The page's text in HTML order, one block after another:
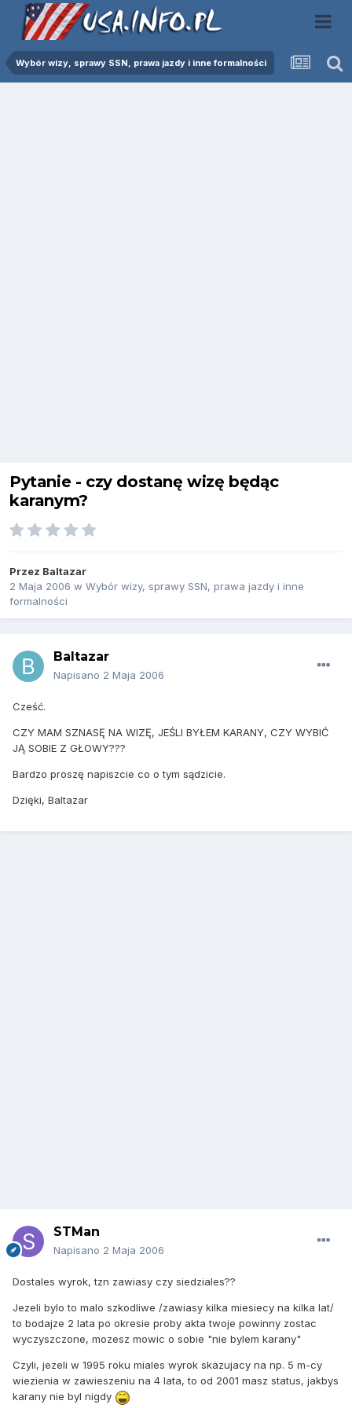
Wybór wizy, sprawy SSN, prawa jazdy i inne formalności
Pytanie - czy dostanę wizę będąc
karanym?
Przez Baltazar
2 Maja 2006 w Wybór wizy, sprawy SSN, prawa jazdy i inne
formalności
Baltazar
Napisano 2 Maja 2006
Cześć.
CZY MAM SZNASĘ NA WIZĘ, JEŚLI BYŁEM KARANY, CZY WYBIĆ
JĄ SOBIE Z GŁOWY???
Bardzo proszę napiszcie co o tym sądzicie.
Dzięki, Baltazar
STMan
Napisano 2 Maja 2006
Dostales wyrok, tzn zawiasy czy siedziales??
Jezeli bylo to malo szkodliwe /zawiasy kilka miesiecy na kilka lat/
to bodajze 2 lata po okresie proby akta twoje powinny zostac
wyczyszczone, mozesz mowic o sobie "nie bylem karany"
Czyli, jezeli w 1995 roku miales wyrok skazujacy na np. 5 m-cy
wiezienia w zawieszeniu na 4 lata, to od 2001 masz status, jakbys
karany nie byl nigdy